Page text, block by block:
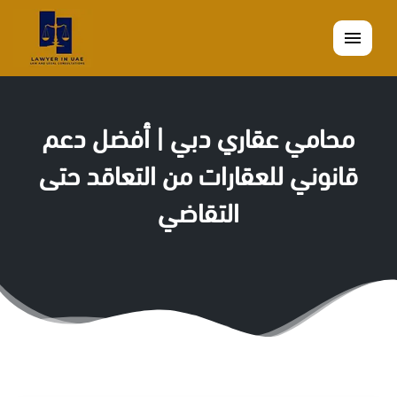
القائمة
محامي عقاري دبي | أفضل دعم
قانوني للعقارات من التعاقد حتى
التقاضي